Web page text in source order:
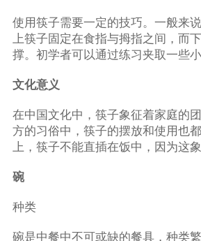
使用筷子需要一定的技巧。一般来
上筷子固定在食指与拇指之间，而
撑。初学者可以通过练习夹取一些
文化意义
在中国文化中，筷子象征着家庭的
方的习俗中，筷子的摆放和使用也
上，筷子不能直插在饭中，因为这
碗
种类
碗是中餐中不可或缺的餐具，种类